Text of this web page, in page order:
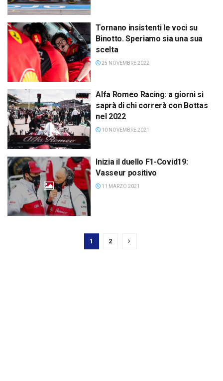
Tornano insistenti le voci su
Binotto. Speriamo sia una sua
scelta
25 NOVEMBRE 2022
Alfa Romeo Racing: a giorni si
saprà di chi correrà con Bottas
nel 2022
10 NOVEMBRE 2021
Inizia il duello F1-Covid19:
Vasseur positivo
11 MARZO 2021
1 2